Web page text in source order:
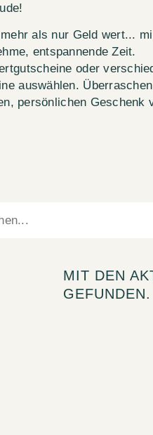
als nur Geld wert...
entspannende Zeit.
oder
auswählen.
persönlichen Geschenk
MIT DEN
GEFUNDEN.